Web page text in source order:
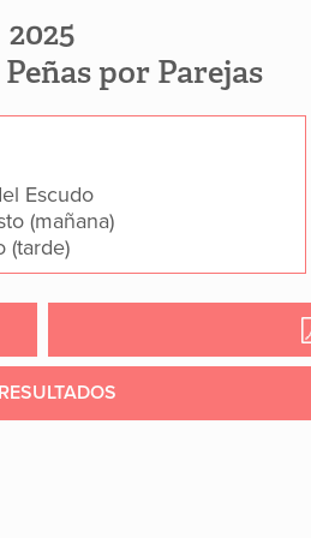
2025
por Parejas
Escudo
(mañana)
(tarde)
RESULTADOS